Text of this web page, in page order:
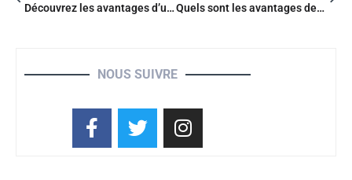
Découvrez les avantages d’une cheminée au bioéthanol Quels sont les avantages des néons flexibles LED pour votre décoration?
NOUS SUIVRE